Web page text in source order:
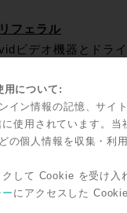
フェラル
ビデオ機器とドラ
Pro Tools各バージ
していますが、Pro
・コードの登録方法
をアカウントに登
について:
イン情報の記憶、サイ
使用されています。当
の個人情報を収集・利用
クして Cookie を受け
にアクセスした